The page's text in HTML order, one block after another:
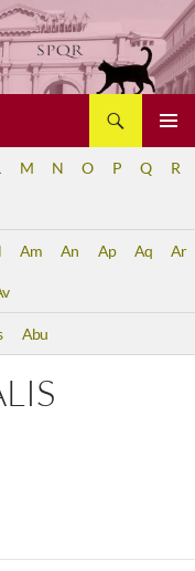
M N O P Q R
Am An Ap Aq Ar
Abu